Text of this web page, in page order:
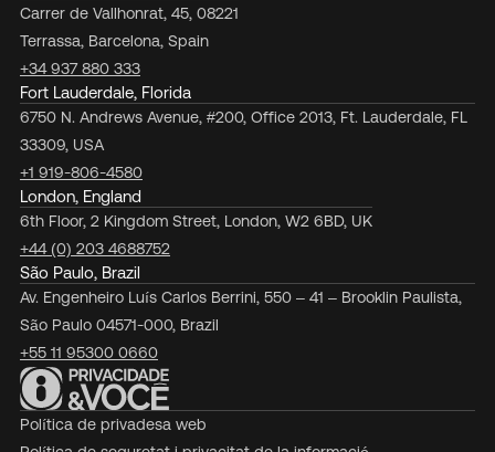
Carrer de Vallhonrat, 45, 08221
Terrassa, Barcelona, Spain
+34 937 880 333
Fort Lauderdale, Florida
6750 N. Andrews Avenue, #200, Office 2013, Ft. Lauderdale, FL
33309, USA
+1 919-806-4580
London, England
6th Floor, 2 Kingdom Street, London, W2 6BD, UK
+44 (0) 203 4688752
São Paulo, Brazil
Av. Engenheiro Luís Carlos Berrini, 550 – 41 – Brooklin Paulista,
São Paulo 04571-000, Brazil
+55 11 95300 0660
Política de privadesa web